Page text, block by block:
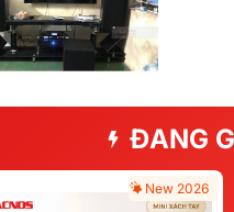
ĐANG
New 2026